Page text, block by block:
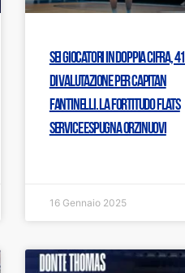
Sei giocatori in doppia cifra, 41
di valutazione per capitan
Fantinelli. La Fortitudo Flats
Service espugna Orzinuovi
16 Gennaio 2025